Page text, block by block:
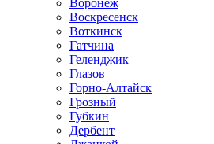
Воронеж
Воскресенск
Воткинск
Гатчина
Геленджик
Глазов
Горно-Алтайск
Грозный
Губкин
Дербент